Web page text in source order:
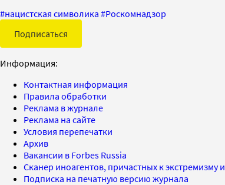
#нацистская символика #Роскомнадзор
Подписаться
Информация:
Контактная информация
Правила обработки
Реклама в журнале
Реклама на сайте
Условия перепечатки
Архив
Вакансии в Forbes Russia
Сканер иноагентов, причастных к
Подписка на печатную версию журнала